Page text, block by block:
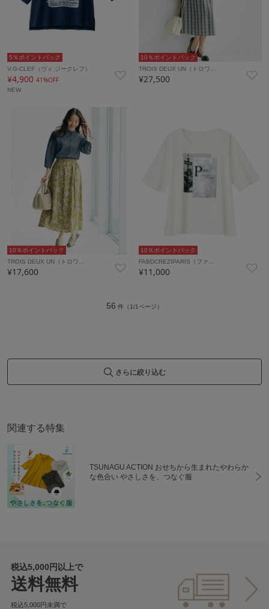
5％ポイントバック
V.G-CLEF（ヴィ.ジークレフ）
¥4,900 41%OFF
NEW
10％ポイントバック
TROIS DEUX UN（トロワ…
¥27,500
10％ポイントバック
TROIS DEUX UN（トロワ…
¥17,600
10％ポイントバック
FABDCREZIPARIS（ファ…
¥11,000
56 件（1/1ページ）
さらに絞り込む
関連する特集
TSUNAGU ACTION おせちから生まれたやわらか
な色合い やさしさを、つなぐ服
税込5,000円以上で
送料無料
税込5,000円未満で